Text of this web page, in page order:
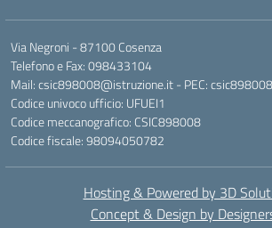
Via Negroni - 87100 Cosenza
Telefono e Fax: 098433104
Mail: csic898008@istruzione.it - PEC:
Codice univoco ufficio: UFUEI1
Codice meccanografico: CSIC898008
Codice fiscale: 98094050782
Hosting & Powered by 3D
Concept & Design by